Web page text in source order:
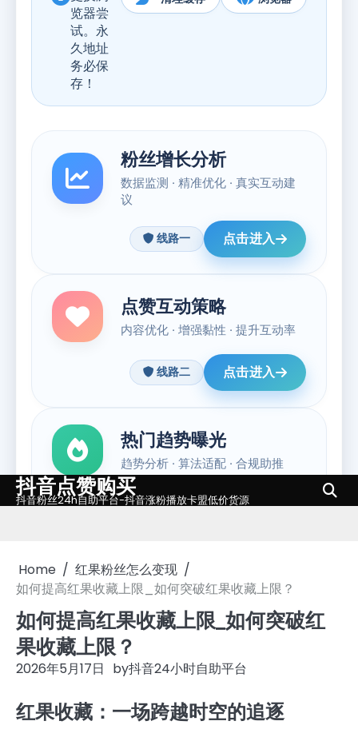
Skip
to
抖音点赞购买
抖音粉丝24h自助平台-抖音涨粉播放卡盟低价货源
Home
红果粉丝怎么变现
如何提高红果收藏上限_如何突破红果收藏上限？
如何提高红果收藏上限_如何突破红
果收藏上限？
2026年5月17日 by抖音24小时自助平台
红果收藏：一场跨越时空的追逐